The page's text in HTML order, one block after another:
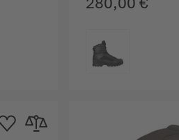
COULEUR
Ajouter à la liste d'achats
Ajouter au comparateur